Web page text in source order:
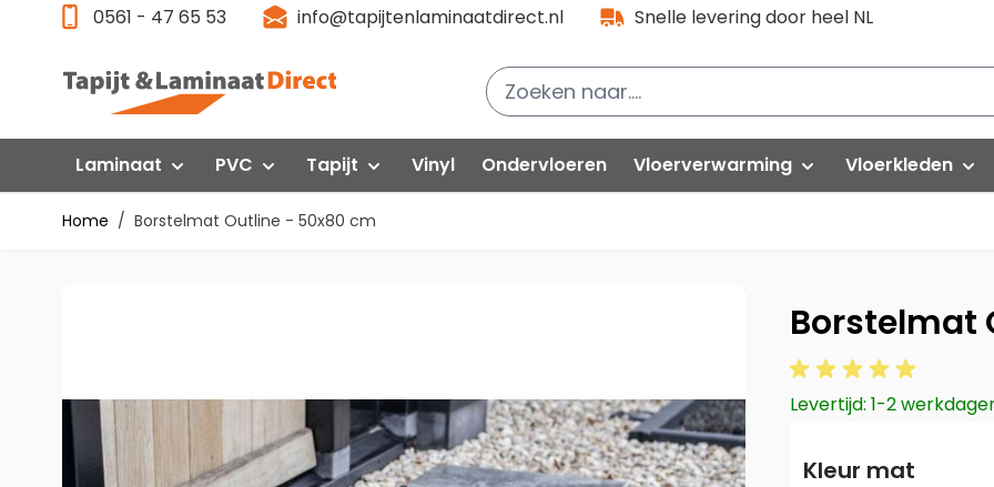
Ga direct door naar de inhoud
0561 - 47 65 53 info@tapijtenlaminaatdirect.nl Snelle levering door heel NL
Laminaat
Swiss Krono
Meister
PVC
Vivafloors
Gelasta
Vivafloors
Tapijt Vinyl Ondervloeren Vloerverwarming
Thermostaat-unit
Isolatieplaten
Vloerkleden
Hoogpolig
Modern
Vintage
Rond
Home / Borstelmat Outline - 50x80 cm
Borstelmat
Levertijd: 1-2
Kleur mat